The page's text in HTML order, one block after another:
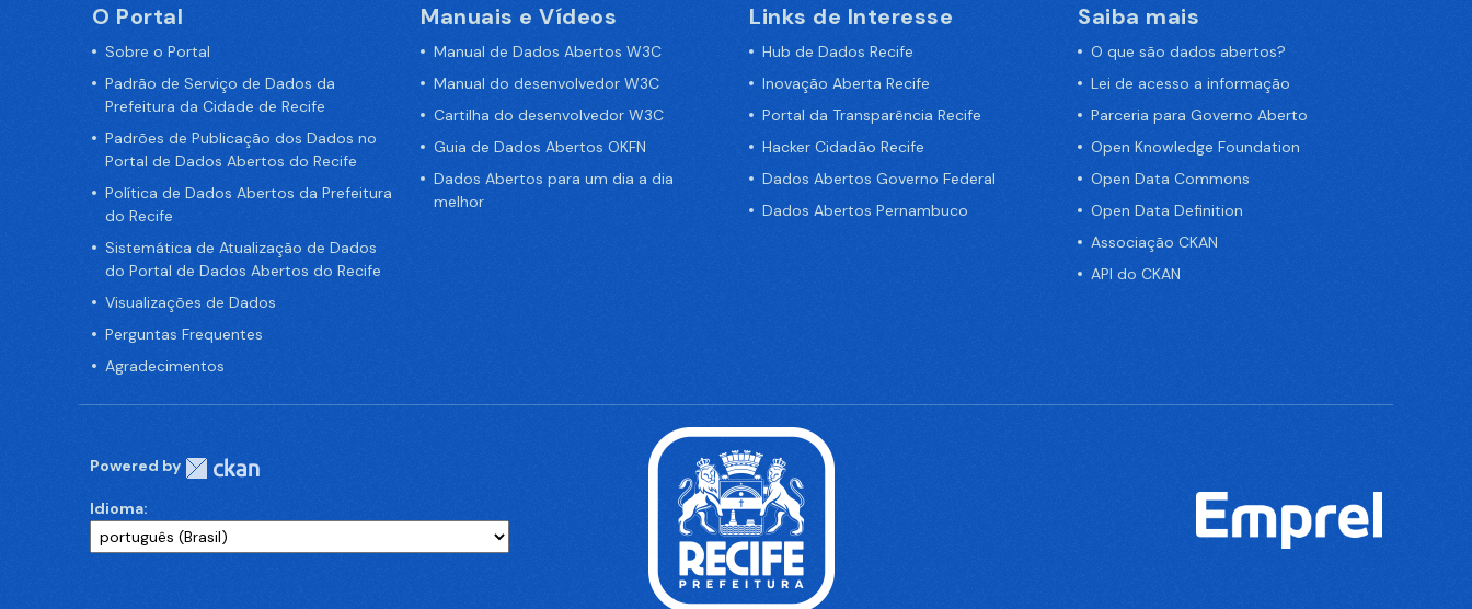
O Portal
Sobre o Portal
Padrão de Serviço de Dados da
Prefeitura da Cidade de Recife
Padrões de Publicação dos Dados no
Portal de Dados Abertos do Recife
Política de Dados Abertos da Prefeitura
do Recife
Sistemática de Atualização de Dados
do Portal de Dados Abertos do Recife
Visualizações de Dados
Perguntas Frequentes
Agradecimentos
Manuais e Vídeos
Manual de Dados Abertos W3C
Manual do desenvolvedor W3C
Cartilha do desenvolvedor W3C
Guia de Dados Abertos OKFN
Dados Abertos para um dia a dia
melhor
Links de Interesse
Hub de Dados Recife
Inovação Aberta Recife
Portal da Transparência Recife
Hacker Cidadão Recife
Dados Abertos Governo Federal
Dados Abertos Pernambuco
Saiba mais
O que são dados abertos?
Lei de acesso a informação
Parceria para Governo Aberto
Open Knowledge Foundation
Open Data Commons
Open Data Definition
Associação CKAN
API do CKAN
Powered by
Idioma